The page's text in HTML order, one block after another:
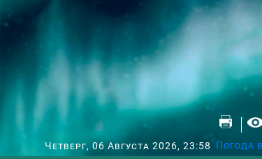
Четверг, 06 Августа 2026, 23:58 Погода